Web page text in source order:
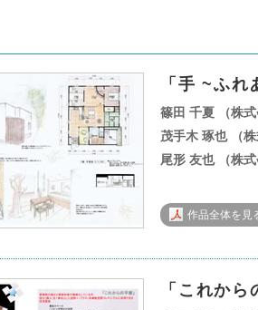
「手 ~ふれ
篠田 千夏 （株
茂手木 琢也 （
尾形 友也 （株
作品全体を見
「これか